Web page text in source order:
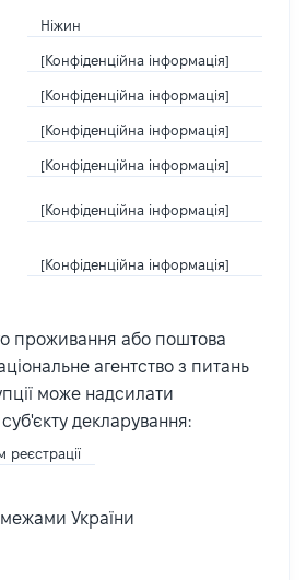
Ніжин
[Конфіденційна інформація]
[Конфіденційна інформація]
[Конфіденційна інформація]
[Конфіденційна інформація]
[Конфіденційна інформація]
[Конфіденційна інформація]
проживання або поштова
агентство з питань
може надсилати
декларування:
реєстрації
межами України